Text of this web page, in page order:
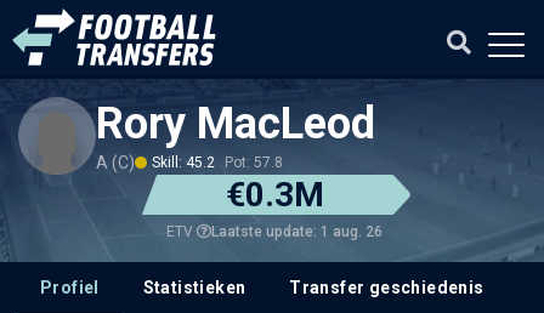
Rory MacLeod
A (C) Skill: 45.2 Pot: 57.8
€0.3M
ETV Laatste update: 1 aug. 26
Profiel Statistieken Transfer geschiedenis